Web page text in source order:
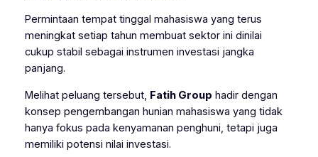
Permintaan tempat tinggal mahasiswa yang terus
meningkat setiap tahun membuat sektor ini dinilai
cukup stabil sebagai instrumen investasi jangka
panjang.
Melihat peluang tersebut, Fatih Group hadir dengan
konsep pengembangan hunian mahasiswa yang tidak
hanya fokus pada kenyamanan penghuni, tetapi juga
memiliki potensi nilai investasi.